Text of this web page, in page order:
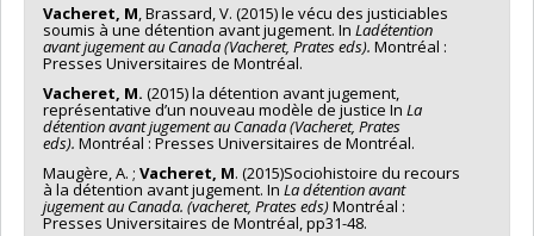
Vacheret, M, Brassard, V. (2015) le vécu des justiciables
soumis à une détention avant jugement. In Ladétention
avant jugement au Canada (Vacheret, Prates eds). Montréal :
Presses Universitaires de Montréal.
Vacheret, M. (2015) la détention avant jugement,
représentative d’un nouveau modèle de justice In La
détention avantjugement au Canada (Vacheret, Prates
eds). Montréal : Presses Universitaires de Montréal.
Maugère, A. ; Vacheret, M. (2015)Sociohistoire du recours
à la détention avant jugement. In La détention avant
jugement au Canada. (vacheret, Prates eds)Montréal :
Presses Universitaires de Montréal, pp31-48.